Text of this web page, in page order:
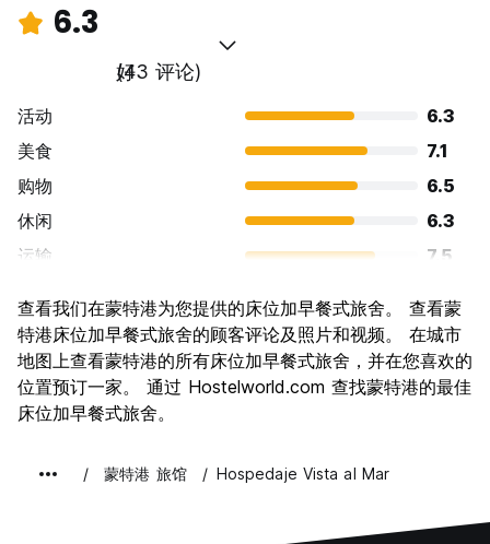
6.3
好
(43 评论)
活动
6.3
美食
7.1
购物
6.5
休闲
6.3
运输
7.5
文化
5.6
夜生活
5.3
物有所值
6.6
查看我们在蒙特港为您提供的床位加早餐式旅舍。 查看蒙
特港床位加早餐式旅舍的顾客评论及照片和视频。 在城市
地图上查看蒙特港的所有床位加早餐式旅舍，并在您喜欢的
位置预订一家。 通过 Hostelworld.com 查找蒙特港的最佳
床位加早餐式旅舍。
蒙特港 旅馆 Hospedaje Vista al Mar